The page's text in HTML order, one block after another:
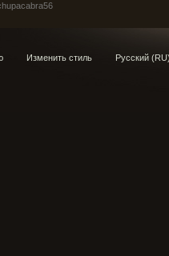
Изменить стиль Русский